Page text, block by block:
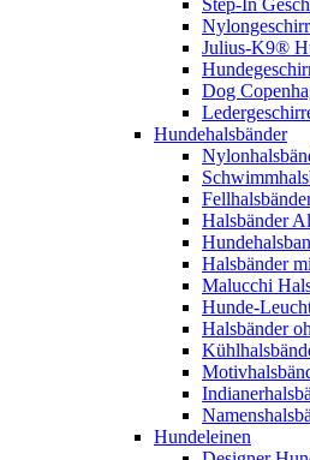
Step-In
Julius-K9®
Dog
Hundehalsbänder
Halsbänder
Halsbänder
Malucchi
Hunde-
Halsbänder
Hundeleinen